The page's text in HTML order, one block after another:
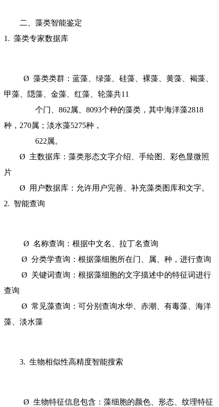
二、藻类智能鉴定
1. 藻类专家数据库
Ø 藻类类群：蓝藻、绿藻、硅藻、裸藻、黄藻、褐藻、
甲藻、隠藻、金藻、红藻、轮藻共11
个门、862属、8093个种的藻类，其中海洋藻2818
种，270属；淡水藻5275种，
622属。
Ø 主数据库：藻类形态文字介绍、手绘图、彩色显微照
片
Ø 用户数据库：允许用户完善、补充藻类图库和文字。
2. 智能查询
Ø 名称查询：根据中文名、拉丁名查询
Ø 分类学查询：根据藻细胞所在门、属、种，进行查询
Ø 关键词查询：根据藻细胞的文字描述中的特征词进行
查询
Ø 常见藻查询：可分别查询水华、赤潮、有毒藻、海洋
藻、淡水藻
3. 生物相似性高精度智能搜索
Ø 生物特征信息包含：藻细胞的颜色、形态、纹理特征